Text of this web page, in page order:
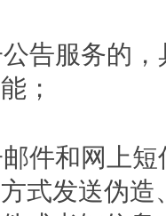
公告服务的
；
邮件和网上
式发送伪